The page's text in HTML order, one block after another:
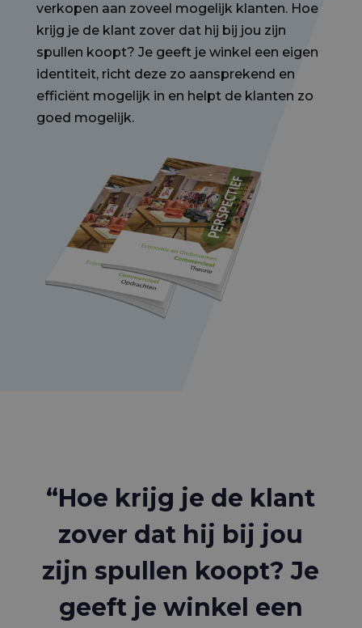
verkopen aan zoveel mogelijk klanten. Hoe
krijg je de klant zover dat hij bij jou zijn
spullen koopt? Je geeft je winkel een eigen
identiteit, richt deze zo aansprekend en
efficiënt mogelijk in en helpt de klanten zo
goed mogelijk.
“Hoe krijg je de klant
zover dat hij bij jou
zijn spullen koopt? Je
geeft je winkel een